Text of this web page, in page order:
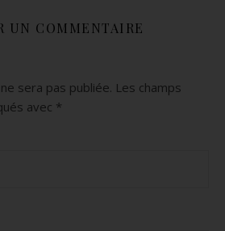
UN COMMENTAIRE
sera pas publiée. Les champs
avec *